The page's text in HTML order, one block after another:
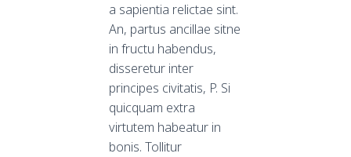
a sapientia relictae sint.
An, partus ancillae sitne
in fructu habendus,
disseretur inter
principes civitatis, P. Si
quicquam extra
virtutem habeatur in
bonis. Tollitur